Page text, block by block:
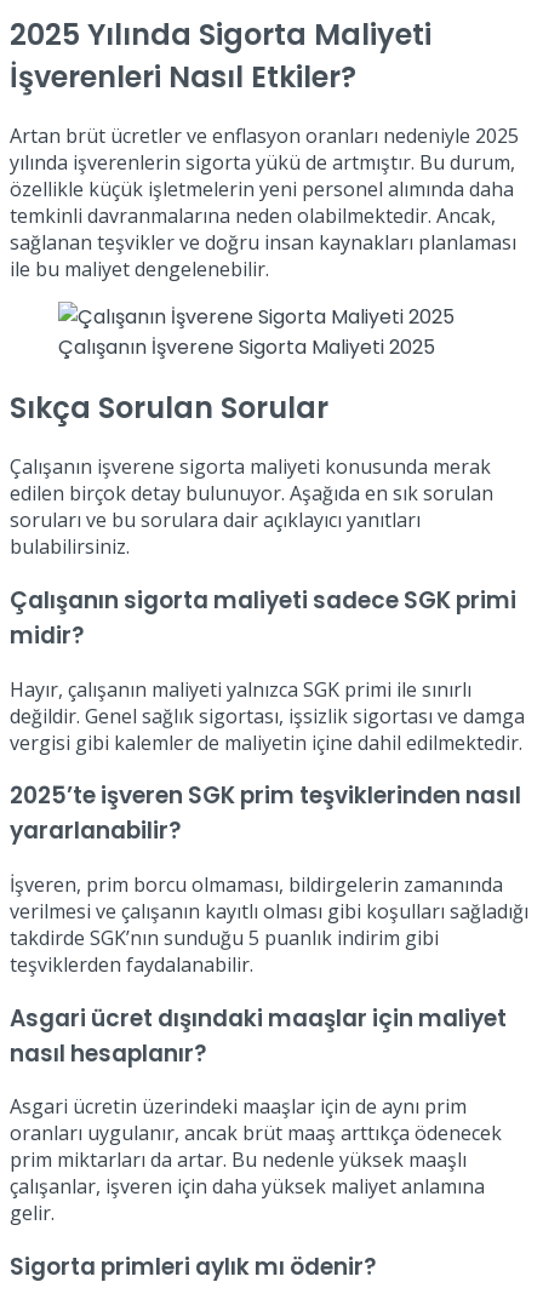
2025 Yılında Sigorta Maliyeti
İşverenleri Nasıl Etkiler?
Artan brüt ücretler ve enflasyon oranları nedeniyle 2025
yılında işverenlerin sigorta yükü de artmıştır. Bu durum,
özellikle küçük işletmelerin yeni personel alımında daha
temkinli davranmalarına neden olabilmektedir. Ancak,
sağlanan teşvikler ve doğru insan kaynakları planlaması
ile bu maliyet dengelenebilir.
Çalışanın İşverene Sigorta Maliyeti 2025
Sıkça Sorulan Sorular
Çalışanın işverene sigorta maliyeti konusunda merak
edilen birçok detay bulunuyor. Aşağıda en sık sorulan
soruları ve bu sorulara dair açıklayıcı yanıtları
bulabilirsiniz.
Çalışanın sigorta maliyeti sadece SGK primi
midir?
Hayır, çalışanın maliyeti yalnızca SGK primi ile sınırlı
değildir. Genel sağlık sigortası, işsizlik sigortası ve damga
vergisi gibi kalemler de maliyetin içine dahil edilmektedir.
2025’te işveren SGK prim teşviklerinden nasıl
yararlanabilir?
İşveren, prim borcu olmaması, bildirgelerin zamanında
verilmesi ve çalışanın kayıtlı olması gibi koşulları sağladığı
takdirde SGK’nın sunduğu 5 puanlık indirim gibi
teşviklerden faydalanabilir.
Asgari ücret dışındaki maaşlar için maliyet
nasıl hesaplanır?
Asgari ücretin üzerindeki maaşlar için de aynı prim
oranları uygulanır, ancak brüt maaş arttıkça ödenecek
prim miktarları da artar. Bu nedenle yüksek maaşlı
çalışanlar, işveren için daha yüksek maliyet anlamına
gelir.
Sigorta primleri aylık mı ödenir?